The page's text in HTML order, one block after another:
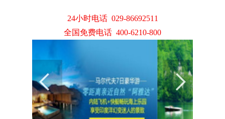
24小时电话 029-86692511
全国免费电话 400-6210-800